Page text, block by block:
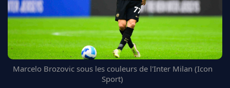
REAL MADRID
FC BARCELONE
MANCHESTER UNITED
CHELSEA
ARSENAL
BAYERN
Marcelo Brozovic sous les couleurs de l'Inter Milan (Icon
Sport)